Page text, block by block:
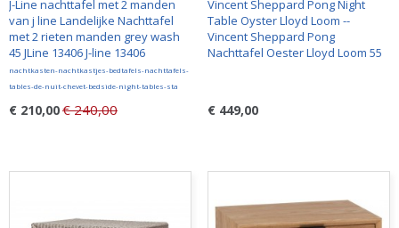
J-Line nachttafel met 2 manden
van j line Landelijke Nachttafel
met 2 rieten manden grey wash
45 JLine 13406 J-line 13406
nachtkasten-nachtkastjes-bedtafels-nachttafels-
tables-de-nuit-chevet-bedside-night-tables-sta
€ 210,00€ 240,00
Vincent Sheppard Pong Night
Table Oyster Lloyd Loom --
Vincent Sheppard Pong
Nachttafel Oester Lloyd Loom 55
€ 449,00